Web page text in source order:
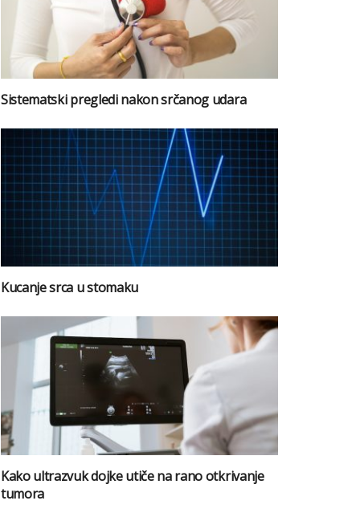
Sistematski pregledi nakon srčanog udara
Kucanje srca u stomaku
Kako ultrazvuk dojke utiče na rano otkrivanje
tumora